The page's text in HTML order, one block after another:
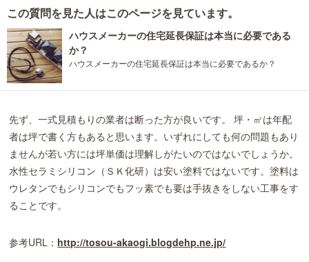
この質問を見た人はこのページを見ています。
ハウスメーカーの住宅延長保証は本当に必要である
か？
ハウスメーカーの住宅延長保証は本当に必要であるか？
先ず、一式見積もりの業者は断った方が良いです。 坪・㎡は年配
者は坪で書く方もあると思います。いずれにしても何の問題もあり
ませんが若い方には坪単価は理解しがたいのではないでしょうか。
水性セラミシリコン（ＳＫ化研）は安い塗料ではないです。塗料は
ウレタンでもシリコンでもフッ素でも要は手抜きをしない工事をす
ることです。
参考URL： http://tosou-akaogi.blogdehp.ne.jp/